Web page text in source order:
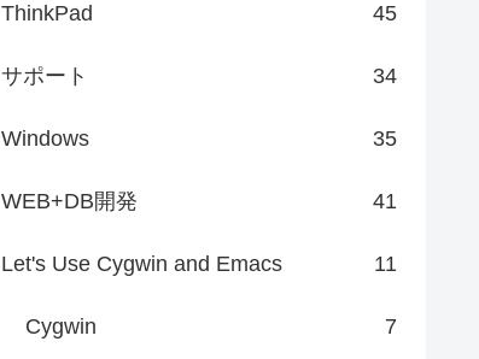
ThinkPad 45
サポート 34
Windows 35
WEB+DB開発 41
Let's Use Cygwin and Emacs 11
Cygwin 7